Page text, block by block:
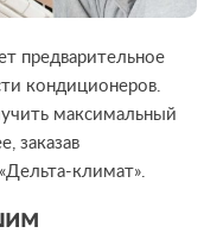
предварительное
кондиционеров.
максимальный
заказав
климат».